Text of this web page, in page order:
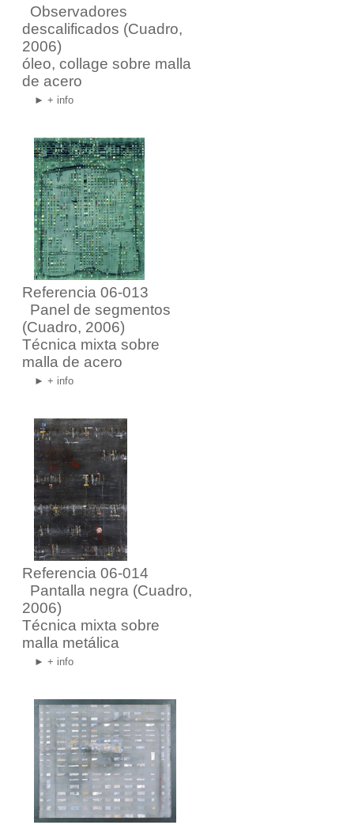
Observadores
descalificados (Cuadro,
2006)
óleo, collage sobre malla
de acero
► + info
Referencia 06-013
Panel de segmentos
(Cuadro, 2006)
Técnica mixta sobre
malla de acero
► + info
Referencia 06-014
Pantalla negra (Cuadro,
2006)
Técnica mixta sobre
malla metálica
► + info